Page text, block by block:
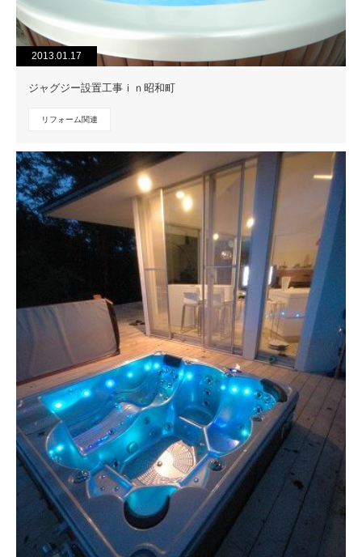
2013.01.17
ジャグジー設置工事ｉｎ昭和町
リフォーム関連